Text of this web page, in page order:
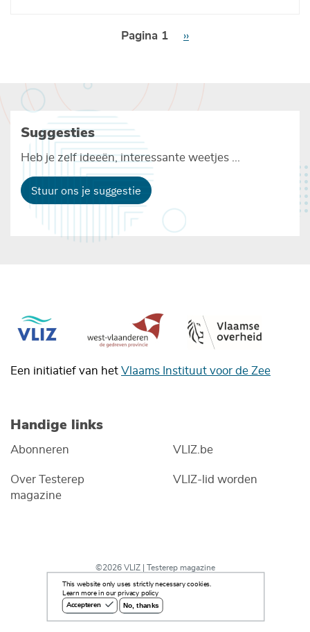
Pagina 1
Volgende
››
Suggesties
Heb je zelf ideeën, interessante weetjes ...
Stuur ons je suggestie
Een initiatief van het Vlaams Instituut voor de Zee
Handige links
Abonneren
Over Testerep
magazine
VLIZ.be
VLIZ-lid worden
©2026 VLIZ | Testerep magazine
This website only uses strictly necessary cookies.
Learn more in our privacy policy
Accepteren
No, thanks